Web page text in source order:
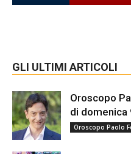
GLI ULTIMI ARTICOLI
Oroscopo
di domenica
Oroscopo Paolo